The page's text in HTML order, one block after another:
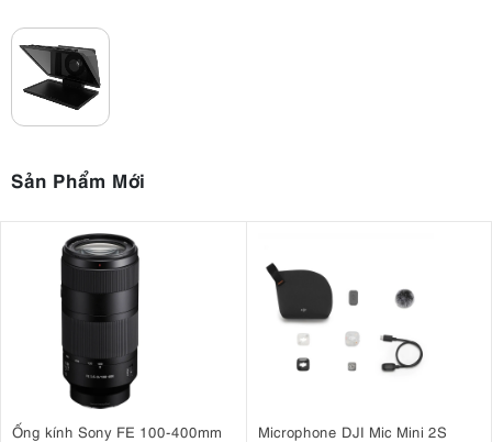
Sản Phẩm Mới
Ống kính Sony FE 100-400mm
Microphone DJI Mic Mini 2S